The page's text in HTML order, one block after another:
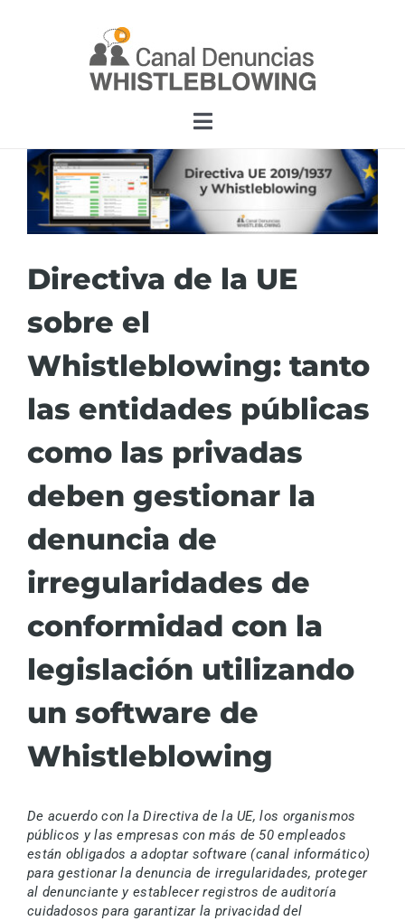
Toggle
Home
Funcionalidad
App Legality Whistleblowing
Soluciones
Infraestructura y seguridad
Regulación
Licencias – Costes
Quiénes somos
Contactos
Solicite una demostración
Español
Directiva de la UE
sobre el
Whistleblowing: tanto
las entidades públicas
como las privadas
deben gestionar la
denuncia de
irregularidades de
conformidad con la
legislación utilizando
un software de
Whistleblowing
De acuerdo con la Directiva de la UE, los organismos
públicos y las empresas con más de 50 empleados
están obligados a adoptar software (canal informático)
para gestionar la denuncia de irregularidades, proteger
al denunciante y establecer registros de auditoría
cuidadosos para garantizar la privacidad del